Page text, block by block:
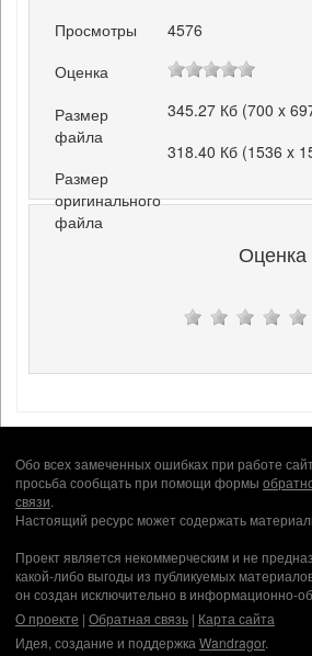
Просмотры
4576
Оценка
Размер
файла
345.27 Кб (700 x
Размер
оригинального
файла
318.40 Кб (1536 x
Обо всех замеченных ошибках при работе
просьба сообщать при помощи формы
связи.
Настоящий ресурс может содержать
Проект является некоммерческим и не
какой-либо выгоды из публикуемых
он создан исключительно в информационно-
О проекте | Обратная связь | Карта сайта
Идея, создание и поддержка Wandragor.